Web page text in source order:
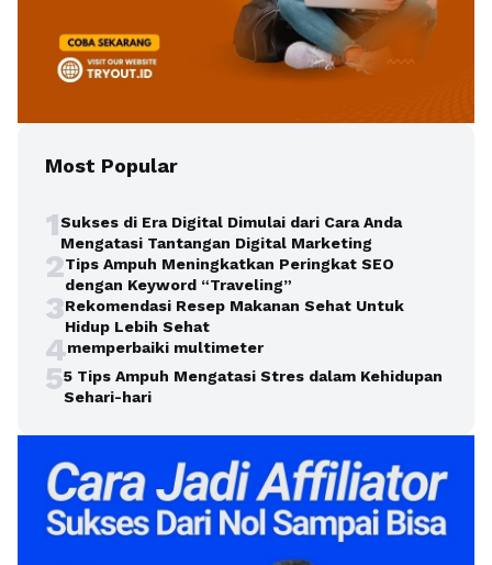
Most Popular
1Sukses di Era Digital Dimulai dari Cara Anda
Mengatasi Tantangan Digital Marketing
2Tips Ampuh Meningkatkan Peringkat SEO
dengan Keyword “Traveling”
3Rekomendasi Resep Makanan Sehat Untuk
Hidup Lebih Sehat
4memperbaiki multimeter
55 Tips Ampuh Mengatasi Stres dalam Kehidupan
Sehari-hari